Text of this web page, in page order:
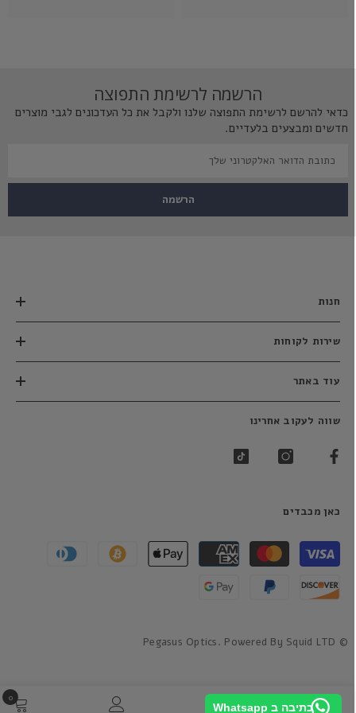
הרשמה לרשימת התפוצה
כדאי להרשם לרשימת התפוצה שלנו ולקבל את כל העדכונים לגבי מוצרים
חדשים ומבצעים בלעדיים.
הרשמה
חנות
שירות לקוחות
עוד באתר
שווה לעקוב אחרינו
כאן מכבדים
שיטות
תשלום
© Pegasus Optics. Powered By Squid LTD
0 0
כתיבה ב Whatsapp